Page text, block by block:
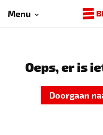
Menu
Oeps, er is
Doorgaan